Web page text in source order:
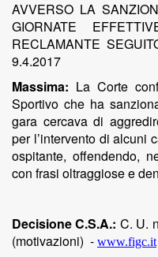
AVVERSO LA
GIORNATE
RECLAMANTE
9.4.2017
Massima: La Corte
Sportivo che ha
gara cercava di
per l’intervento di alcuni
ospitante, offendendo,
con frasi oltraggiose e
Decisione C.S.A.: C. U.
(motivazioni) - www.figc.it